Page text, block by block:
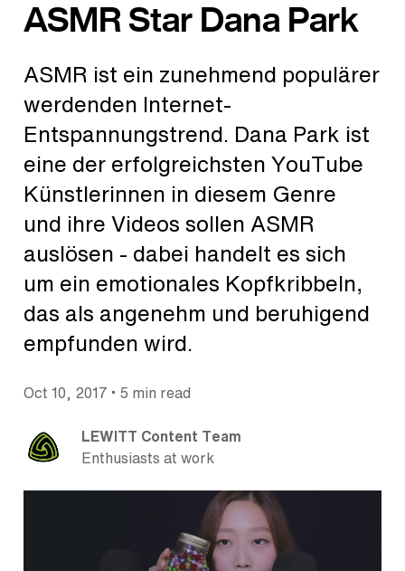
ASMR Star Dana Park
ASMR ist ein zunehmend populärer
werdenden Internet-
Entspannungstrend. Dana Park ist
eine der erfolgreichsten YouTube
Künstlerinnen in diesem Genre
und ihre Videos sollen ASMR
auslösen - dabei handelt es sich
um ein emotionales Kopfkribbeln,
das als angenehm und beruhigend
empfunden wird.
Oct 10, 2017 • 5 min read
LEWITT Content Team
Enthusiasts at work